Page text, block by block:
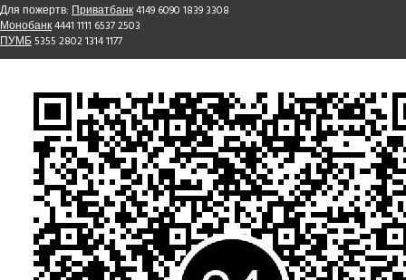
14
грудня
субота
15
грудня
неділя
Неділя 25-та після
П'ятдесятниці, святих праотців
Анатолій Слинько читав
лекцію на тему впливу
азартних ігор на духовність та
віру
8.00 - Часи
8.30 -
Божественна
Літургія
Для пожертв: Приватбанк4149 6090 1839 3308
Монобанк4441 1111 6537 2503
ПУМБ5355 2802 1314 1177